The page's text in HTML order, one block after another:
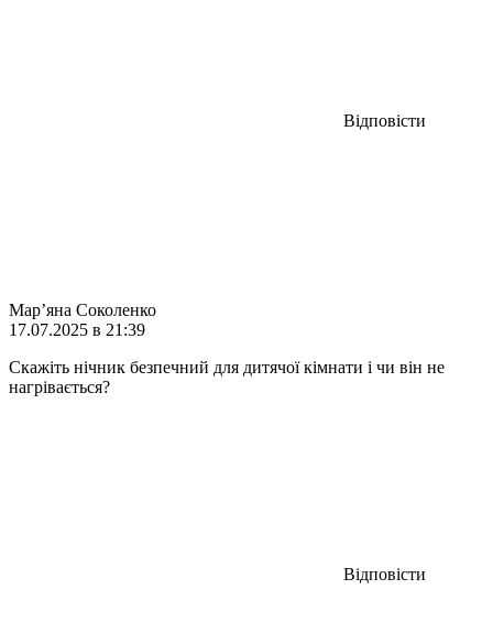
Відповісти
Мар’яна Соколенко
17.07.2025 в 21:39
Скажіть нічник безпечний для дитячої кімнати і чи він не
нагрівається?
Відповісти